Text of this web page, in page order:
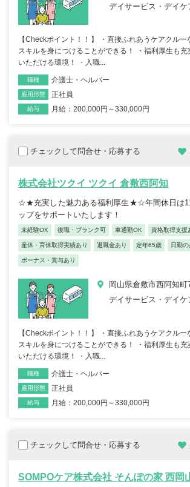
デイサービス・デイケ
【Checkポイント！！】 ・直接ふれあうケアクルー
スキルを身につけることができる！ ・福利厚生も充
いただける環境！ ・入職...
職種 介護士・ヘルパー
雇用形態 正社員
給与 月給：200,000円～330,000円
チェックして問合せ・応募する
株式会社ツクイ ツクイ 倉敷西阿知
☆★充実した魅力ある福利厚生★☆年間休日は
ップをサポートいたします！
未経験OK 復職・ブランク可 車通勤OK 資格取得支援
産休・育休取得実績あり 退職金あり 定年65歳 日勤の
ボーナス・賞与あり
岡山県倉敷市西阿知町
デイサービス・デイケ
【Checkポイント！！】 ・直接ふれあうケアクルー
スキルを身につけることができる！ ・福利厚生も
いただける環境！ ・入職...
職種 介護士・ヘルパー
雇用形態 正社員
給与 月給：200,000円～330,000円
チェックして問合せ・応募する
SOMPOケア株式会社 そんぽの家 西岡